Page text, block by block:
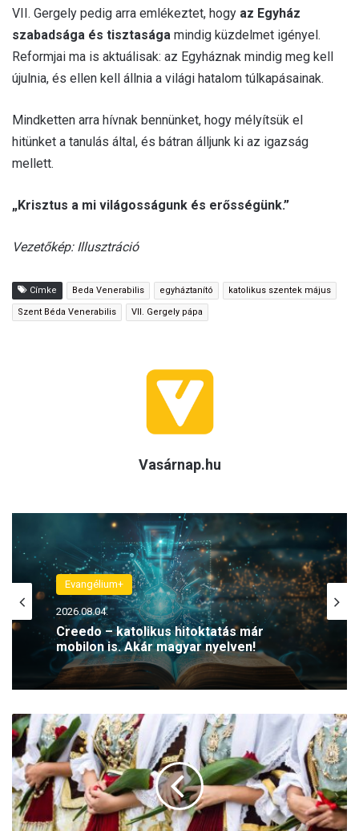
VII. Gergely pedig arra emlékeztet, hogy az Egyház
szabadsága és tisztasága mindig küzdelmet igényel.
Reformjai ma is aktuálisak: az Egyháznak mindig meg kell
újulnia, és ellen kell állnia a világi hatalom túlkapásainak.
Mindketten arra hívnak bennünket, hogy mélyítsük el
hitünket a tanulás által, és bátran álljunk ki az igazság
mellett.
„Krisztus a mi világosságunk és erősségünk.”
Vezetőkép: Illusztráció
Címke Beda Venerabilis egyháztanító katolikus szentek május
Szent Béda Venerabilis VII. Gergely pápa
Vasárnap.hu
Evangélium+
2026.08.04.
Creedo – katolikus hitoktatás már
mobilon is. Akár magyar nyelven!
P
ü
n
k
ö
s
d